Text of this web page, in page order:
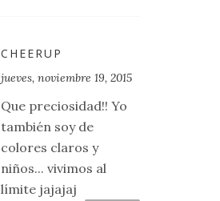
CHEERUP
jueves, noviembre 19, 2015
Que preciosidad!! Yo
también soy de
colores claros y
niños... vivimos al
límite jajajaj